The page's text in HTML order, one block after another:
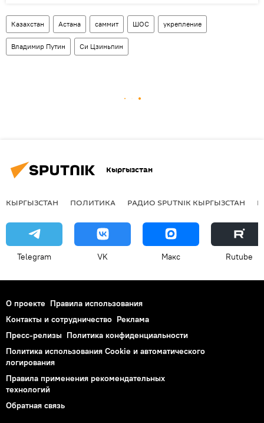
Казахстан Астана саммит ШОС укрепление
Владимир Путин Си Цзиньпин
Кыргызстан
КЫРГЫЗСТАН ПОЛИТИКА РАДИО SPUTNIK КЫРГЫЗСТАН
Telegram VK Макс Rutube
О проекте Правила использования
Контакты и сотрудничество Реклама
Пресс-релизы Политика конфиденциальности
Политика использования Cookie и автоматического
логирования
Правила применения рекомендательных
технологий
Обратная связь